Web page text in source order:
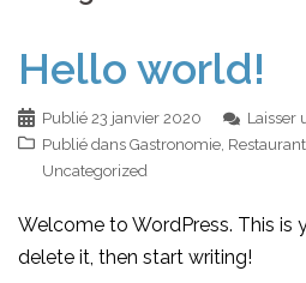
Hello world!
Publié 23 janvier 2020
Laisser
Publié dans Gastronomie, Restaurant
Uncategorized
Welcome to WordPress. This is
delete it, then start writing!